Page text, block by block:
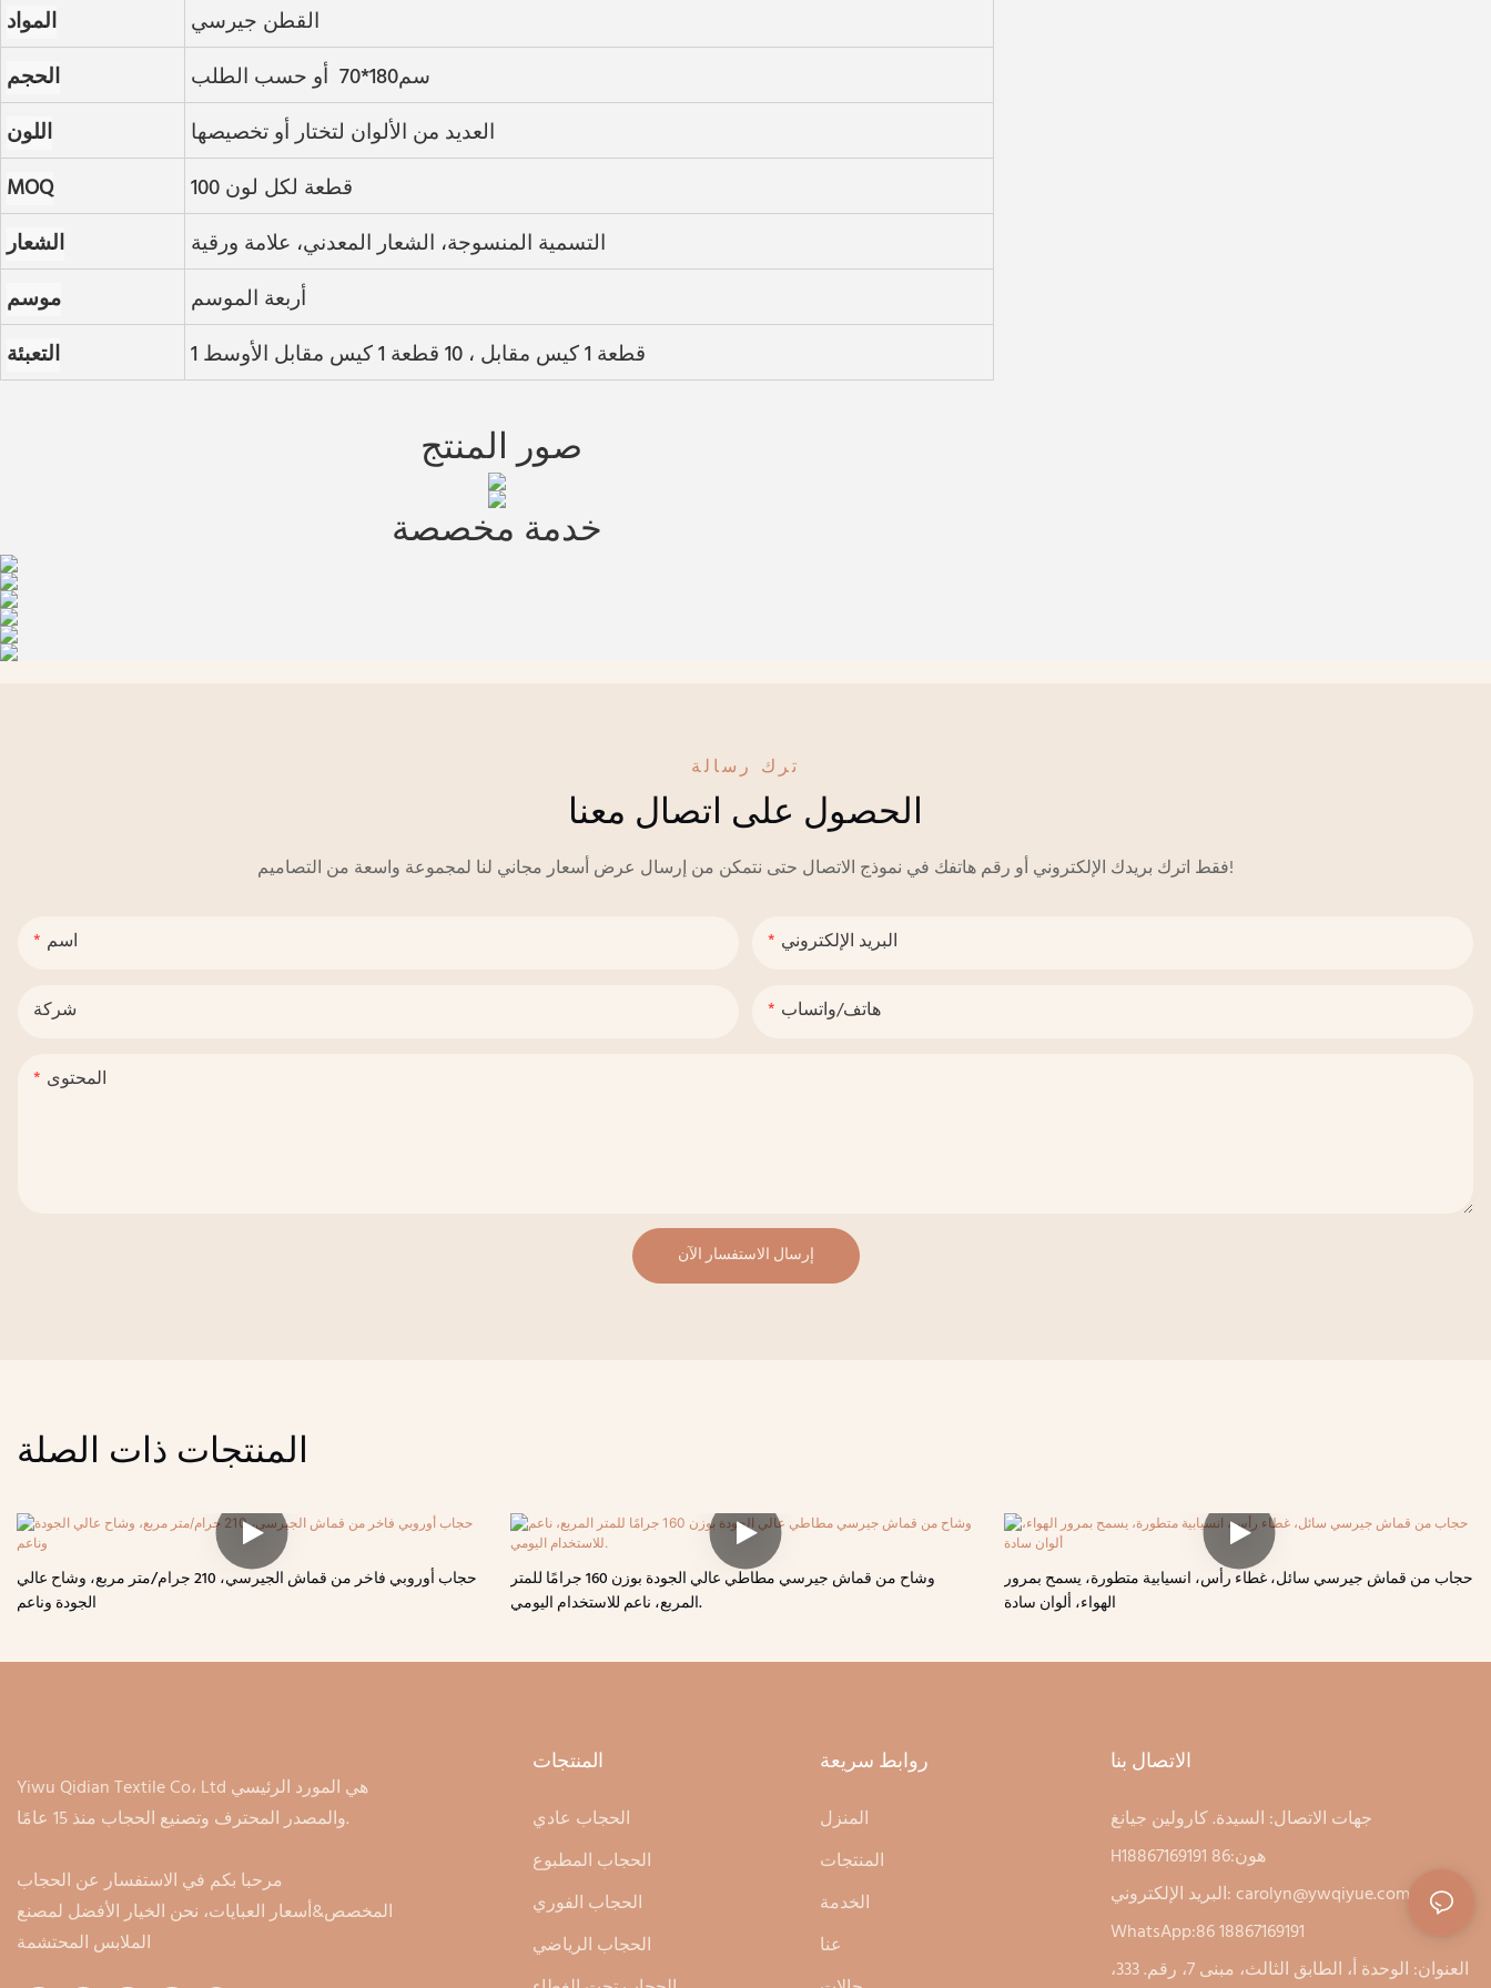
المواد
القطن جيرسي
الحجم
سم180*70 أو حسب الطلب
اللون
العديد من الألوان لتختار أو تخصيصها
MOQ
100 قطعة لكل لون
الشعار
التسمية المنسوجة، الشعار المعدني، علامة ورقية
موسم
أربعة الموسم
التعبئة
1 قطعة 1 كيس مقابل ، 10 قطعة 1 كيس مقابل الأوسط
صور المنتج
خدمة مخصصة
ترك رسالة
الحصول على اتصال معنا
فقط اترك بريدك الإلكتروني أو رقم هاتفك في نموذج الاتصال حتى نتمكن من إرسال عرض أسعار مجاني لنا لمجموعة واسعة من التصاميم!
اسم البريد الإلكتروني
شركة هاتف/واتساب
المحتوى
إرسال الاستفسار الآن
المنتجات ذات الصلة
حجاب أوروبي فاخر من قماش الجيرسي، 210 جرام/متر مربع، وشاح عالي
الجودة وناعم
وشاح من قماش جيرسي مطاطي عالي الجودة بوزن 160 جرامًا للمتر
المربع، ناعم للاستخدام اليومي.
حجاب من قماش جيرسي سائل، غطاء رأس، انسيابية متطورة، يسمح بمرور
الهواء، ألوان سادة
Yiwu Qidian Textile Co، Ltd هي المورد الرئيسي
والمصدر المحترف وتصنيع الحجاب منذ 15 عامًا.
مرحبا بكم في الاستفسار عن الحجاب
المخصص&أسعار العبايات، نحن الخيار الأفضل لمصنع
الملابس المحتشمة
المنتجات
الحجاب الفوري
روابط سريعة
المنزل
المنتجات
الخدمة
عنا
الاتصال بنا
جهات الاتصال: السيدة. كارولين جيانغ
Hهون:86 18867169191
البريد الإلكتروني:carolyn@ywqiyue.com
WhatsApp:86 18867169191
العنوان: الوحدة أ، الطابق الثالث، مبنى 7، رقم. 333،